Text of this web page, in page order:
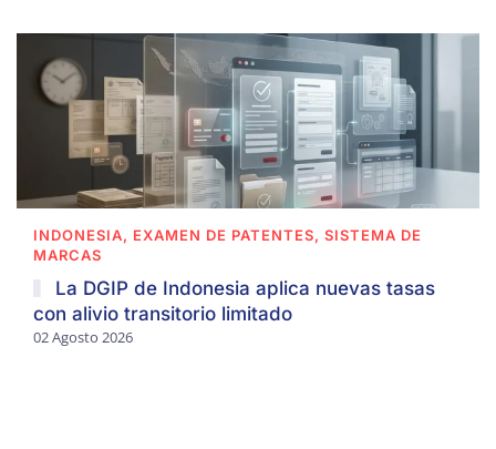
INDONESIA, EXAMEN DE PATENTES, SISTEMA DE
MARCAS
La DGIP de Indonesia aplica nuevas tasas
con alivio transitorio limitado
02 Agosto 2026